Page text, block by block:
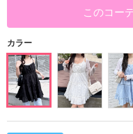
このコー
カラー